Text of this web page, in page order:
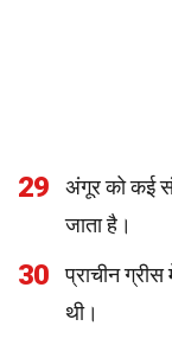
29
अंगूर को कई
जाता है।
30
प्राचीन
थी।